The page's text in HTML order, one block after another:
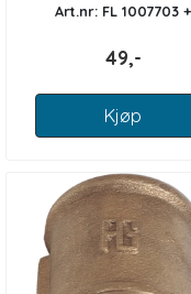
Art.nr: FL 1007703 +
49,-
Kjøp